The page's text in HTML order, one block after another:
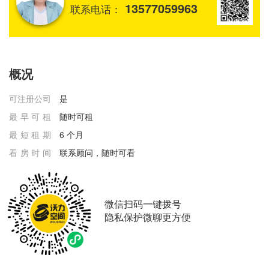
联系电话： 13577059963
概况
可注册公司
是
最早可租
随时可租
最短租期
6 个月
看房时间
联系顾问，随时可看
微信扫码一键拨号
隐私保护微聊更方便